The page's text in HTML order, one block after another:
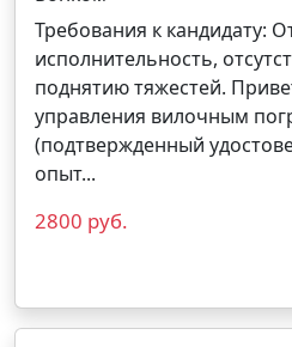
Требования к кандидату:
исполнительность,
поднятию тяжестей.
управления вилочным
(подтвержденный
опыт...
2800 руб.